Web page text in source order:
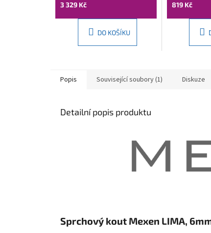
40101010
3 329 Kč
DO KOŠÍKU
819 Kč
Popis Související soubory (1) Diskuze
Detailní popis produktu
Sprchový kout Mexen LIMA,